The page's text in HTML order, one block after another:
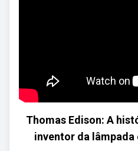
Thomas Edison: A
inventor da